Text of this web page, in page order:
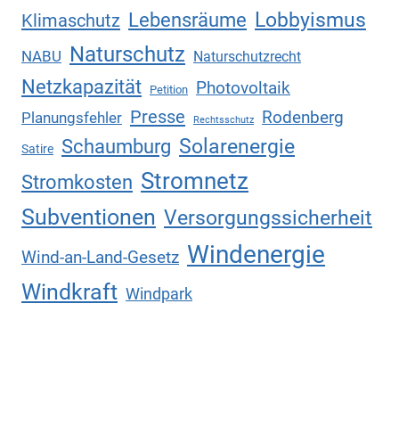
Klimaschutz Lebensräume Lobbyismus
NABU Naturschutz Naturschutzrecht
Netzkapazität Petition Photovoltaik
Planungsfehler Presse Rechtsschutz Rodenberg
Satire Schaumburg Solarenergie
Stromkosten Stromnetz
Subventionen Versorgungssicherheit
Wind-an-Land-Gesetz Windenergie
Windkraft Windpark